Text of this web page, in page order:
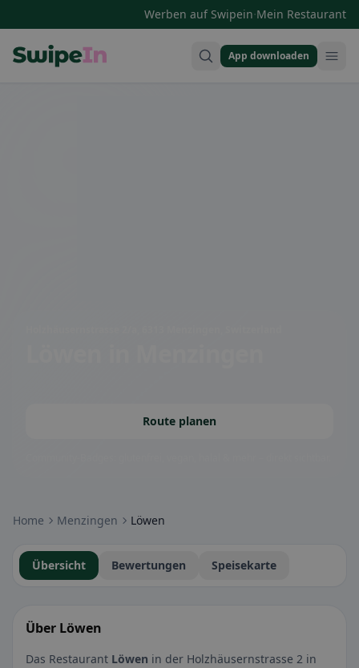
Werben auf Swipein·Mein Restaurant
App downloaden
Route planen
Home Menzingen Löwen
Übersicht Bewertungen Speisekarte
Über Löwen
Das Restaurant Löwen in der Holzhäusernstrasse 2 in